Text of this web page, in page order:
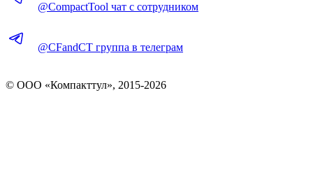
@CompactTool чат с сотрудником
@CFandCT группа в телеграм
© OOO «Компакттул», 2015-2026